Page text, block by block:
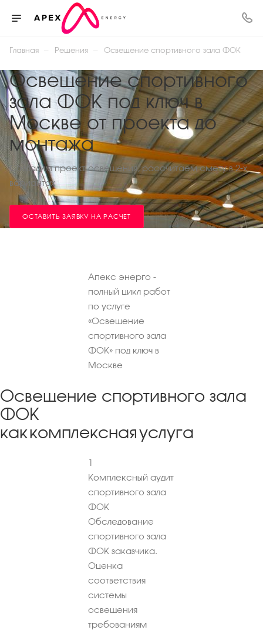
Главная — Решения — Освещение спортивного зала ФОК
Освещение спортивного
зала ФОК под ключ в
Москве от проекта до
монтажа
Создадим проект освещения, рассчитаем смету в 2-х
вариантах
ОСТАВИТЬ ЗАЯВКУ НА РАСЧЕТ
Апекс энерго -
полный цикл работ
по услуге
«Освещение
спортивного зала
ФОК» под ключ в
Москве
Освещение спортивного зала
ФОК
как комплексная услуга
1
Комплексный аудит
спортивного зала
ФОК
Обследование
спортивного зала
ФОК заказчика.
Оценка
соответствия
системы
освещения
требованиям